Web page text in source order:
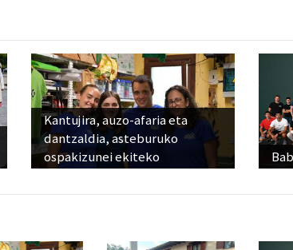
Kantujira, auzo-afaria eta
dantzaldia, asteburuko
ospakizunei ekiteko